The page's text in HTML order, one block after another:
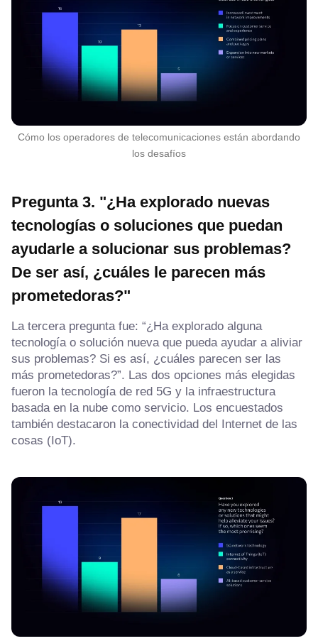
Cómo los operadores de telecomunicaciones están abordando
los desafíos
Pregunta 3. "¿Ha explorado nuevas
tecnologías o soluciones que puedan
ayudarle a solucionar sus problemas?
De ser así, ¿cuáles le parecen más
prometedoras?"
La tercera pregunta fue: “¿Ha explorado alguna
tecnología o solución nueva que pueda ayudar a aliviar
sus problemas? Si es así, ¿cuáles parecen ser las
más prometedoras?”. Las dos opciones más elegidas
fueron la tecnología de red 5G y la infraestructura
basada en la nube como servicio. Los encuestados
también destacaron la conectividad del Internet de las
cosas (IoT).